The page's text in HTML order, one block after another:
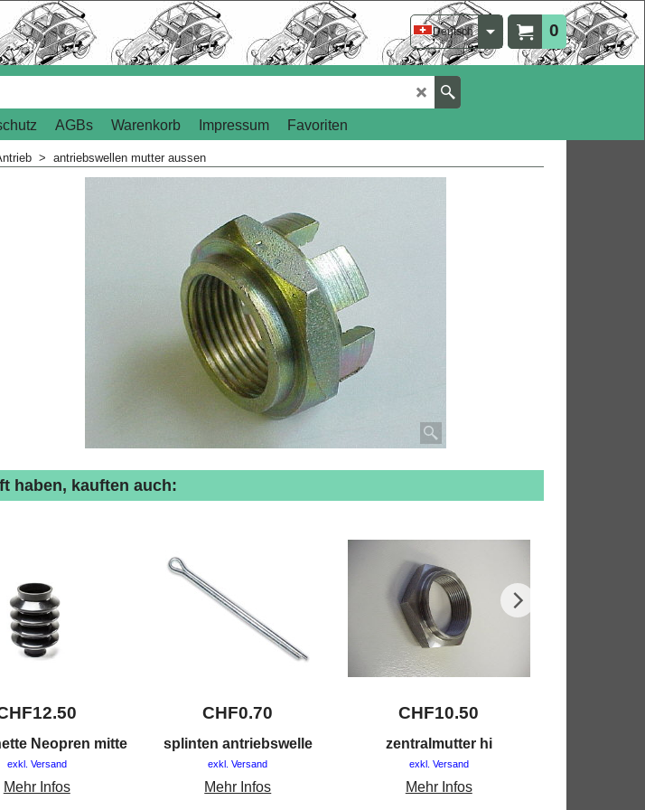
0
Deutsch
AGBs Warenkorb Impressum
Favoriten
> antriebswellen mutter aussen
haben, kauften auch:
12.50
Neopren mitte
exkl. Versand
Mehr Infos
CHF0.70
splinten antriebswelle
exkl. Versand
Mehr Infos
CHF10.50
zentralmutter hi
exkl. Versand
Mehr Infos